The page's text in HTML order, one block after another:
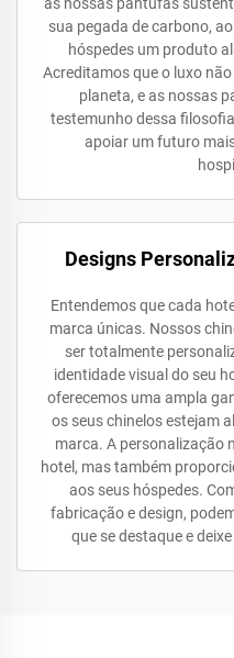
sua pegada de carbono,
hóspedes um produto
Acreditamos que o luxo
planeta, e as nossas
testemunho dessa
apoiar um futuro
Designs
Entendemos que cada
marca únicas. Nossos
ser totalmente
identidade visual do seu
oferecemos uma ampla
os seus chinelos estejam
marca. A personalização
hotel, mas também
aos seus hóspedes.
fabricação e design,
que se destaque e